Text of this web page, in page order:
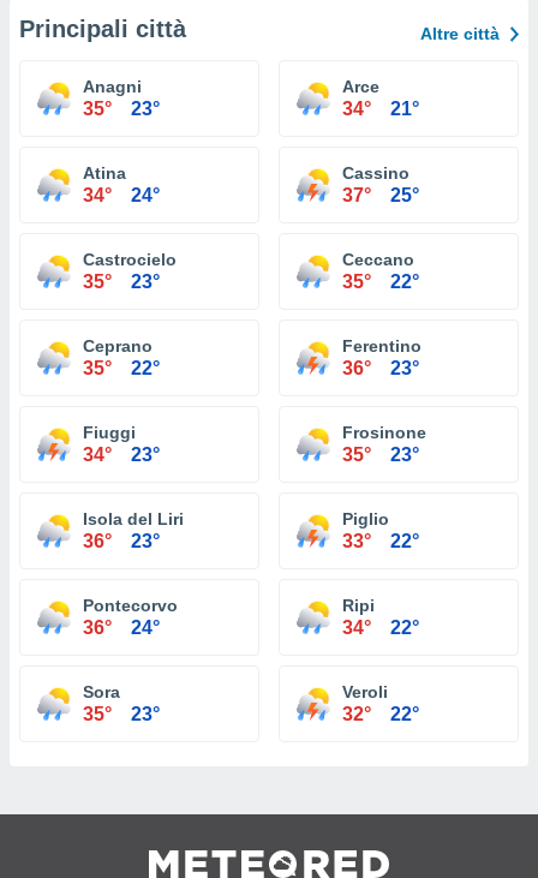
Principali città Altre città
Anagni
35° 23°
Arce
34° 21°
Atina
34° 24°
Cassino
37° 25°
Castrocielo
35° 23°
Ceccano
35° 22°
Ceprano
35° 22°
Ferentino
36° 23°
Fiuggi
34° 23°
Frosinone
35° 23°
Isola del Liri
36° 23°
Piglio
33° 22°
Pontecorvo
36° 24°
Ripi
34° 22°
Sora
35° 23°
Veroli
32° 22°